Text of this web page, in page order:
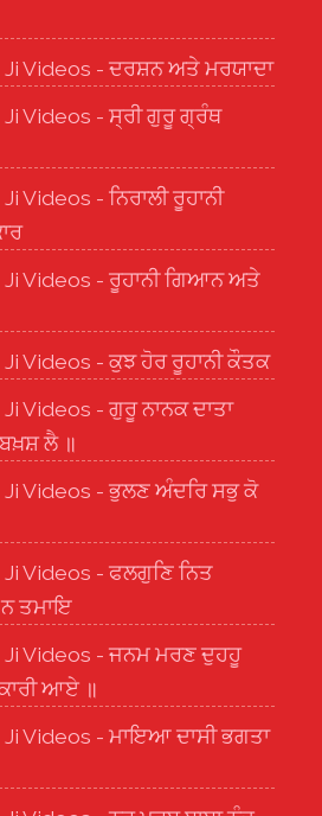
Videos - ਦਰਸ਼ਨ ਅਤੇ ਮਰਯਾਦਾ
Videos - ਸ੍ਰੀ ਗੁਰੂ ਗ੍ਰੰਥ
Videos - ਨਿਰਾਲੀ ਰੂਹਾਨੀ
Videos - ਰੂਹਾਨੀ ਗਿਆਨ ਅਤੇ
Videos - ਕੁਝ ਹੋਰ ਰੂਹਾਨੀ ਕੌਤਕ
Videos - ਗੁਰੂ ਨਾਨਕ ਦਾਤਾ
ਲੈ ॥
Videos - ਭੁਲਣ ਅੰਦਰਿ ਸਭੁ ਕੋ
Videos - ਫਲਗੁਣਿ ਨਿਤ
ਨ ਤਮਾਇ
Ji Videos - ਜਨਮ ਮਰਣ ਦੁਹਹੂ
ਆਏ ॥
Videos - ਮਾਇਆ ਦਾਸੀ ਭਗਤਾ